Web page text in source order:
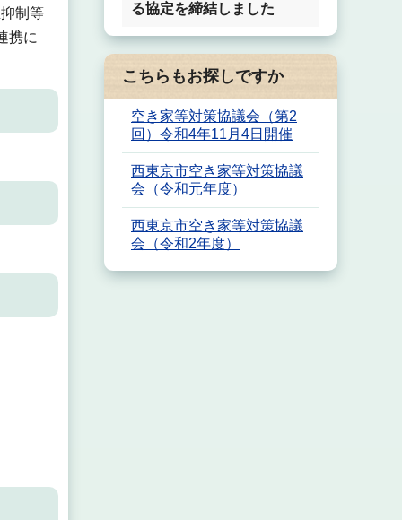
制等
携に
る協定を締結しました
こちらもお探しですか
空き家等対策協議会（第2
回）令和4年11月4日開催
西東京市空き家等対策協議
会（令和元年度）
西東京市空き家等対策協議
会（令和2年度）